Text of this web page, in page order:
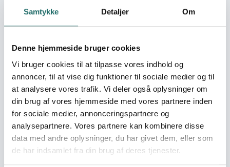
Samtykke Detaljer Om
Denne hjemmeside bruger cookies
Vi bruger cookies til at tilpasse vores indhold og
annoncer, til at vise dig funktioner til sociale medier og til
at analysere vores trafik. Vi deler også oplysninger om
din brug af vores hjemmeside med vores partnere inden
for sociale medier, annonceringspartnere og
analysepartnere. Vores partnere kan kombinere disse
data med andre oplysninger, du har givet dem, eller som
de har indsamlet fra din brug af deres tjenester.
1) At 1500 unge kender deres rettigheder og kan tale for
uafhængige voksne via deltagelse i sociale netværk og
jobmuligheder. 3) at 10.000 unge og børn har
promoveret fredskultur ved at deltage i bevidstgørelse
og fortalerarbejde.
Target groups
Primær målgruppe: 150 ungdomsledere (75 piger og 75
drenge), som lærer at træne børn og unge ikke-voldelig
adfærd og i at blive ambassadører for fred i deres
lokalsamfund. Sekundær målgruppe: 10.000 børn og